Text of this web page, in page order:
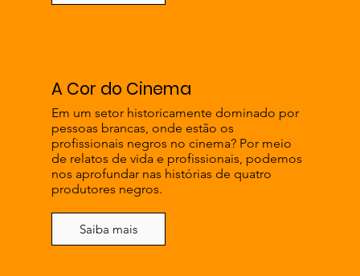
A Cor do Cinema
Em um setor historicamente dominado por
pessoas brancas, onde estão os
profissionais negros no cinema? Por meio
de relatos de vida e profissionais, podemos
nos aprofundar nas histórias de quatro
produtores negros.
Saiba mais